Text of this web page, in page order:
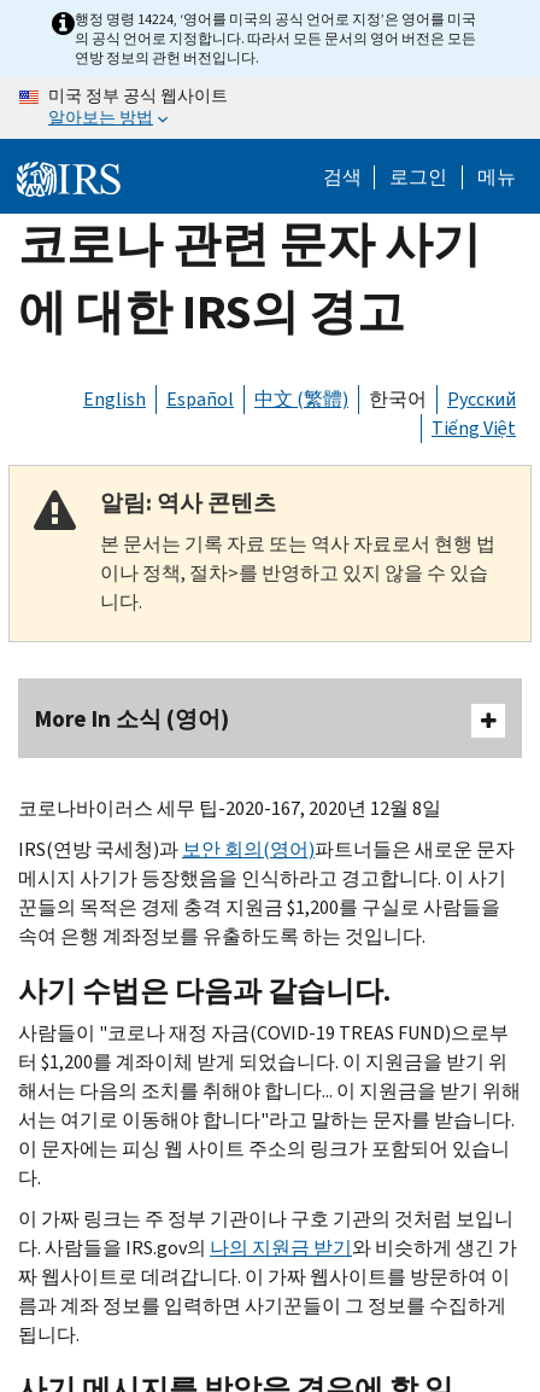
content
행정 명령 14224, ‘영어를 미국의 공식 언어로 지정’은 영어를 미국
의 공식 언어로 지정합니다. 따라서 모든 문서의 영어 버전은 모든
연방 정보의 관헌 버전입니다.
미국 정부 공식 웹사이트
알아보는 방법
검색 로그인 메뉴
코로나 관련 문자 사기
에 대한 IRS의 경고
English Español 中文 (繁體) 한국어
Русский
Tiếng Việt
알림: 역사 콘텐츠
본 문서는 기록 자료 또는 역사 자료로서 현행 법
이나 정책, 절차>를 반영하고 있지 않을 수 있습
니다.
More In 소식 (영어)
코로나바이러스 세무 팁-2020-167, 2020년 12월 8일
IRS(연방 국세청)과보안 회의(영어)파트너들은 새로운 문자
메시지 사기가 등장했음을 인식하라고 경고합니다. 이 사기
꾼들의 목적은 경제 충격 지원금 $1,200를 구실로 사람들을
속여 은행 계좌정보를 유출하도록 하는 것입니다.
사기 수법은 다음과 같습니다.
사람들이 "코로나 재정 자금(COVID-19 TREAS FUND)으로부
터 $1,200를 계좌이체 받게 되었습니다. 이 지원금을 받기 위
해서는 다음의 조치를 취해야 합니다... 이 지원금을 받기 위해
서는 여기로 이동해야 합니다"라고 말하는 문자를 받습니다.
이 문자에는 피싱 웹 사이트 주소의 링크가 포함되어 있습니
다.
이 가짜 링크는 주 정부 기관이나 구호 기관의 것처럼 보입니
다. 사람들을 IRS.gov의 나의 지원금 받기와 비슷하게 생긴 가
짜 웹사이트로 데려갑니다. 이 가짜 웹사이트를 방문하여 이
름과 계좌 정보를 입력하면 사기꾼들이 그 정보를 수집하게
됩니다.